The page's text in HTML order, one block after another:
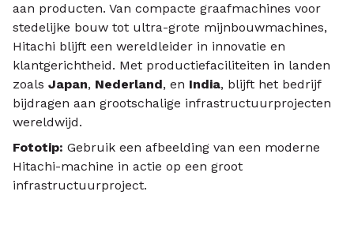
aan producten. Van compacte graafmachines voor
stedelijke bouw tot ultra-grote mijnbouwmachines,
Hitachi blijft een wereldleider in innovatie en
klantgerichtheid. Met productiefaciliteiten in landen
zoals Japan, Nederland, en India, blijft het bedrijf
bijdragen aan grootschalige infrastructuurprojecten
wereldwijd.
Fototip: Gebruik een afbeelding van een moderne
Hitachi-machine in actie op een groot
infrastructuurproject.